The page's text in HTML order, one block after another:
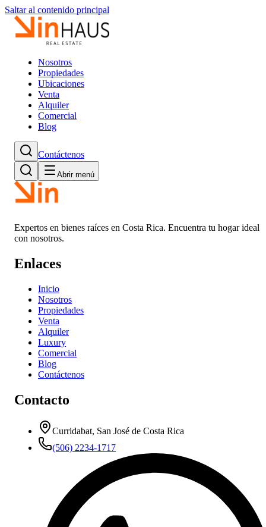
Saltar al contenido principal
Nosotros
Propiedades
Ubicaciones
Venta
Alquiler
Comercial
Blog
Contáctenos
Abrir menú
Expertos en bienes raíces en Costa Rica. Encuentra tu hogar ideal
con nosotros.
Enlaces
Inicio
Nosotros
Propiedades
Venta
Alquiler
Luxury
Comercial
Blog
Contáctenos
Contacto
Curridabat, San José de Costa Rica
(506) 2234-1717